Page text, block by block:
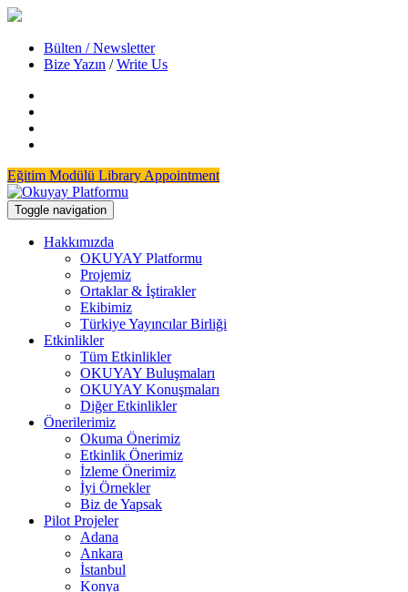
Bülten / Newsletter
Bize Yazın /Write Us
Eğitim Modülü Library Appointment
Toggle navigation
Hakkımızda
OKUYAY Platformu
Projemiz
Ortaklar & İştirakler
Ekibimiz
Türkiye Yayıncılar Birliği
Etkinlikler
Tüm Etkinlikler
OKUYAY Buluşmaları
OKUYAY Konuşmaları
Diğer Etkinlikler
Önerilerimiz
Okuma Önerimiz
Etkinlik Önerimiz
İzleme Önerimiz
İyi Örnekler
Biz de Yapsak
Pilot Projeler
Adana
Ankara
İstanbul
Konya